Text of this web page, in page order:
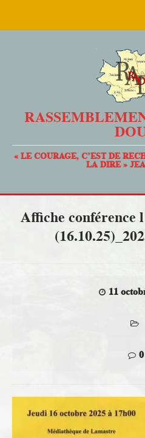
« LE COURAGE, C’EST DE
LA DIRE »
Affiche conférence
11
0